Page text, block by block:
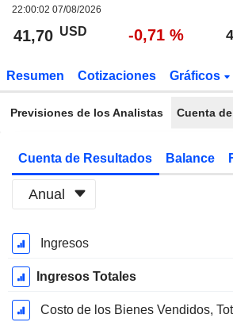
22:00:02 07/08/2026
41,70 USD -0,71 %
Resumen Cotizaciones Gráficos
Previsiones de los Analistas Cuenta
Cuenta de Resultados Balance
Anual
Período
fiscal:
Mayo
Ingresos
Ingresos Totales
Costo de los Bienes Vendidos,